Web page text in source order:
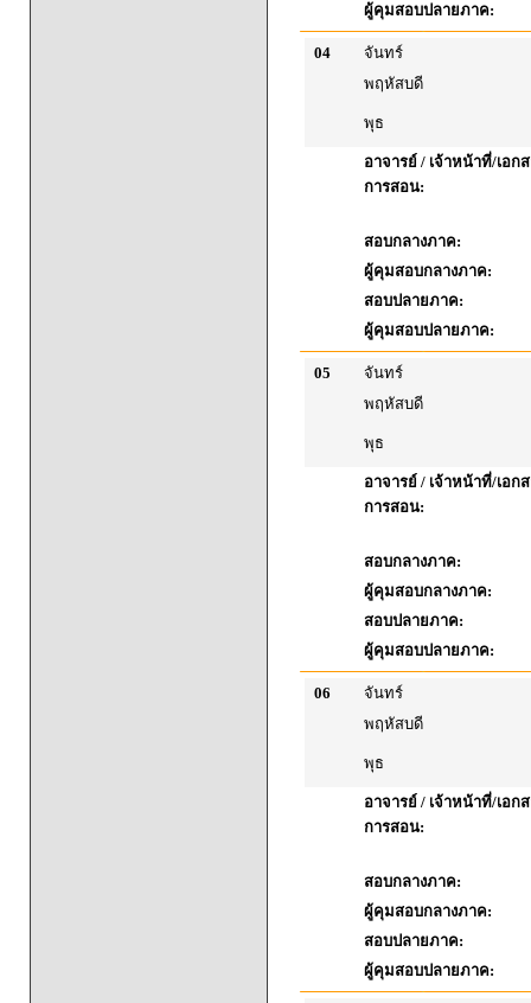
ผู้คุมสอบปลายภาค:
04
จันทร์
พฤหัสบดี
พุธ
อาจารย์ / เจ้าหน้าที่/เอก
การสอน:
สอบกลางภาค:
ผู้คุมสอบกลางภาค:
สอบปลายภาค:
ผู้คุมสอบปลายภาค:
05
จันทร์
พฤหัสบดี
พุธ
อาจารย์ / เจ้าหน้าที่/เอก
การสอน:
สอบกลางภาค:
ผู้คุมสอบกลางภาค:
สอบปลายภาค:
ผู้คุมสอบปลายภาค:
06
จันทร์
พฤหัสบดี
พุธ
อาจารย์ / เจ้าหน้าที่/เอก
การสอน:
สอบกลางภาค:
ผู้คุมสอบกลางภาค:
สอบปลายภาค:
ผู้คุมสอบปลายภาค: